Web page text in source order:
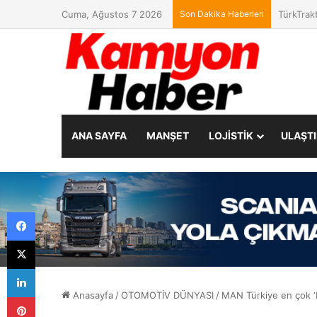
Cuma, Ağustos 7 2026 Son Dakika Haberleri MAN,
ANA SAYFA MANŞET LOJİSTİK
Anasayfa/OTOMOTİV DÜNYASI/ MAN Türkiye en çok
Facebook
X
LinkedIn
Pinterest